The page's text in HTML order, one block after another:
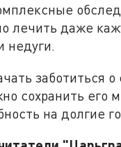
лечить даже
недуги.
заботиться о
сохранить его
на долгие